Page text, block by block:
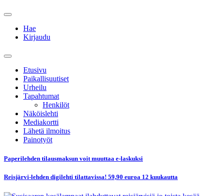
Hae
Kirjaudu
Etusivu
Paikallisuutiset
Urheilu
Tapahtumat
Henkilöt
Näköislehti
Mediakortti
Lähetä ilmoitus
Painotyöt
Paperilehden tilausmaksun voit muuttaa e-laskuksi
Reisjärvi-lehden digilehti tilattavissa! 59,90 euroa 12 kuukautta